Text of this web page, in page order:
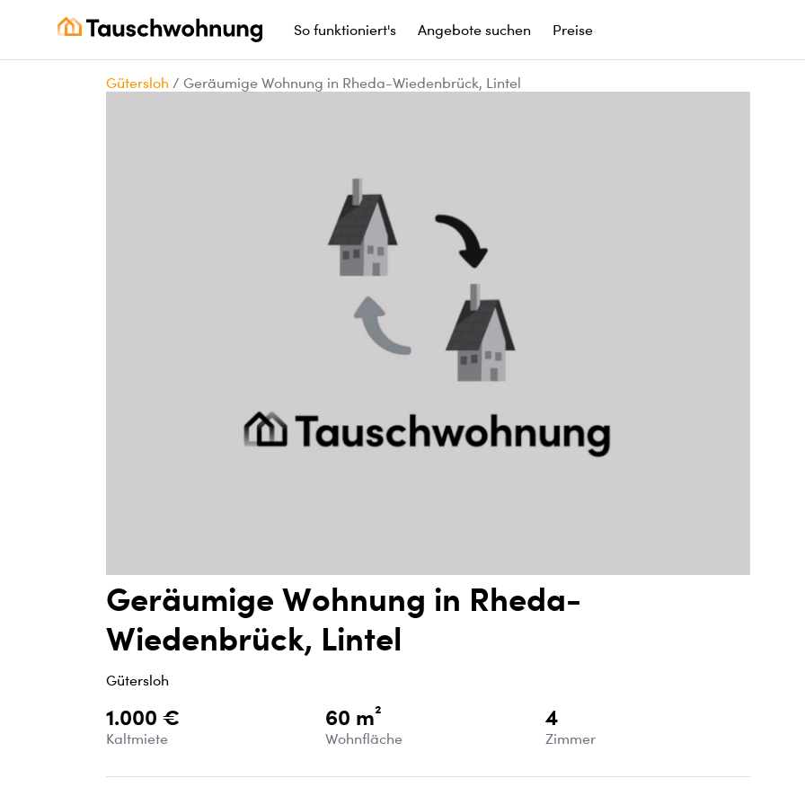
So funktioniert's Angebote suchen Preise
Gütersloh / Geräumige Wohnung in Rheda-Wiedenbrück, Lintel
Geräumige Wohnung in Rheda-
Wiedenbrück, Lintel
Gütersloh
1.000 €
Kaltmiete
60 m²
Wohnfläche
4
Zimmer